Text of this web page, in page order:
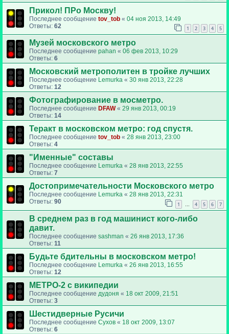
Прикол! ПРо Москву!
Последнее сообщение tov_tob « 04 ноя 2013, 14:49
Ответы: 62 1 2 3 4 5
Музей московского метро
Последнее сообщение pahan « 06 фев 2013, 10:29
Ответы: 6
Московский метрополитен в тройке лучших
Последнее сообщение Lemurka « 30 янв 2013, 22:28
Ответы: 12
Фотографирование в мосметро.
Последнее сообщение DFAW« 29 янв 2013, 00:19
Ответы: 14
Теракт в московском метро: год спустя.
Последнее сообщение tov_tob « 28 янв 2013, 23:00
Ответы: 4
"Именные" составы
Последнее сообщение Lemurka « 28 янв 2013, 22:55
Ответы: 7
Достопримечательности Московского метро
Последнее сообщение Lemurka « 28 янв 2013, 22:31
Ответы: 90 1 … 4 5 6 7
В среднем раз в год машинист кого-либо
давит.
Последнее сообщение sashman « 26 янв 2013, 17:36
Ответы: 11
Будьте бдительны в московском метро!
Последнее сообщение Lemurka « 26 янв 2013, 16:55
Ответы: 12
МЕТРО-2 с википедии
Последнее сообщение дудоня « 18 окт 2009, 21:51
Ответы: 3
Шестидверные Русичи
Последнее сообщение Сухов « 18 окт 2009, 13:07
Ответы: 6